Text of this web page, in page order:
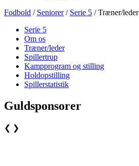
Fodbold / Seniorer/ Serie 5 / Træner/leder
Serie 5
Om os
Træner/leder
Spillertrup
Kampprogram og stilling
Holdopstilling
Spillerstatistik
Guldsponsorer
❮ ❯